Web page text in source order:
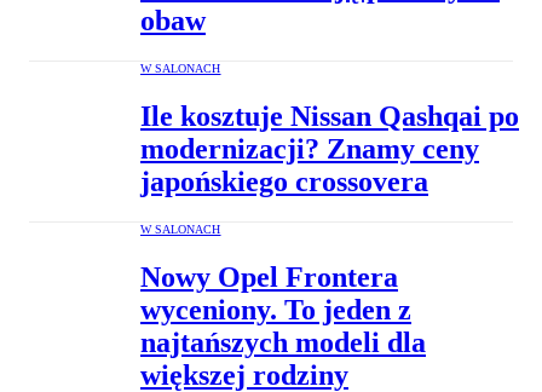
obaw
W SALONACH
Ile kosztuje Nissan Qashqai po
modernizacji? Znamy ceny
japońskiego crossovera
W SALONACH
Nowy Opel Frontera
wyceniony. To jeden z
najtańszych modeli dla
większej rodziny